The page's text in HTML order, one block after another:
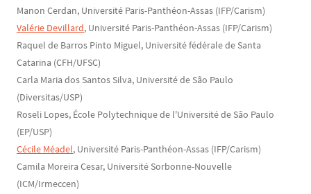
Manon Cerdan, Université Paris-Panthéon-Assas (IFP/Carism)
Valérie Devillard, Université Paris-Panthéon-Assas (IFP/Carism)
Raquel de Barros Pinto Miguel, Université fédérale de Santa
Catarina (CFH/UFSC)
Carla Maria dos Santos Silva, Université de São Paulo
(Diversitas/USP)
Roseli Lopes, École Polytechnique de l'Université de São Paulo
(EP/USP)
Cécile Méadel, Université Paris-Panthéon-Assas (IFP/Carism)
Camila Moreira Cesar, Université Sorbonne-Nouvelle
(ICM/Irmeccen)